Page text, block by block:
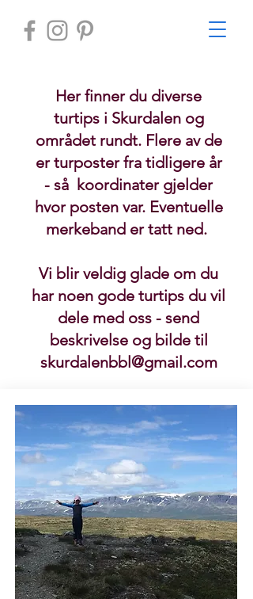
Her finner du diverse
turtips i Skurdalen og
området rundt. Flere av de
er turposter fra tidligere år
- så koordinater gjelder
hvor posten var. Eventuelle
merkeband er tatt ned.
Vi blir veldig glade om du
har noen gode turtips du vil
dele med oss - send
beskrivelse og bilde til
skurdalenbbl@gmail.com